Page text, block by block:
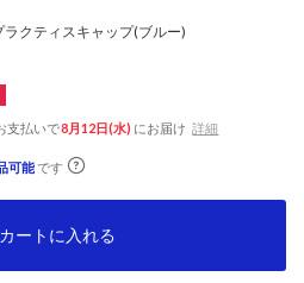
クティスキャップ(ブルー)
支払いで8月12日(水) にお届け 詳細
可能です
カートに入れる